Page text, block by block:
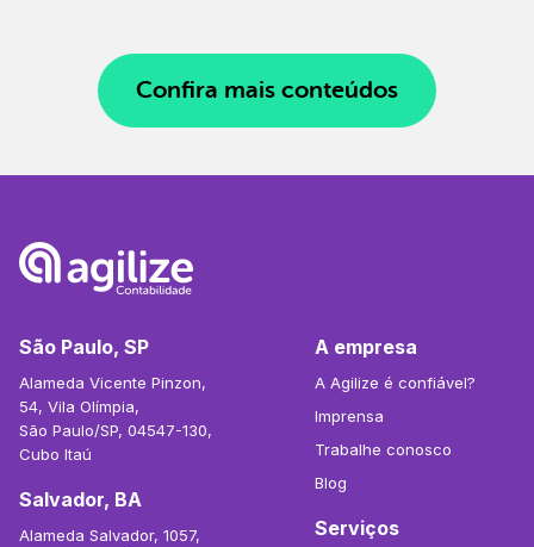
Confira mais conteúdos
São Paulo, SP
Alameda Vicente Pinzon,
54, Vila Olímpia,
São Paulo/SP, 04547-130,
Cubo Itaú
Salvador, BA
Alameda Salvador, 1057,
A empresa
A Agilize é confiável?
Imprensa
Trabalhe conosco
Blog
Serviços